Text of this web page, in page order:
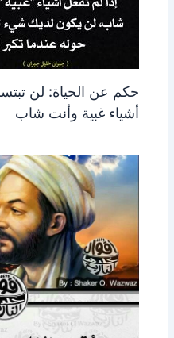
حكم عن الحياة: لن
أشياء غبية وأنت شاب